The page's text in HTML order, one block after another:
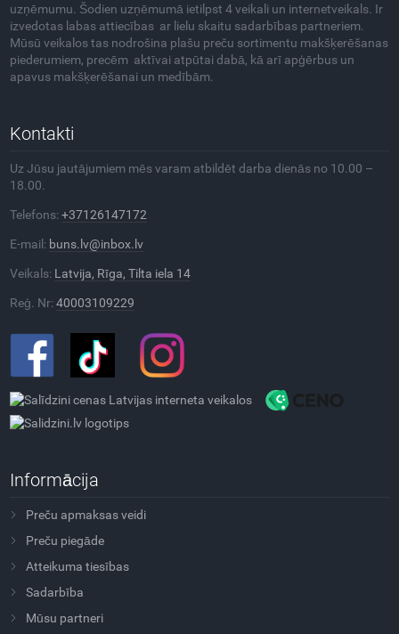
uzņēmumu. Šodien uzņēmumā ietilpst 4 veikali un internetveikals. Ir
izvedotas labas attiecības ar lielu skaitu sadarbības partneriem.
Mūsū veikalos tas nodrošina plašu preču sortimentu makšķerēšanas
piederumiem, precēm aktīvai atpūtai dabā, kā arī apģērbus un
apavus makšķerēšanai un medībām.
Kontakti
Uz Jūsu jautājumiem mēs varam atbildēt darba dienās no 10.00 –
18.00.
Telefons:+37126147172
E-mail: buns.lv@inbox.lv
Veikals: Latvija, Rīga, Tilta iela 14
Reģ. Nr:40003109229
Informācija
Preču apmaksas veidi
Preču piegāde
Atteikuma tiesības
Sadarbība
Mūsu partneri